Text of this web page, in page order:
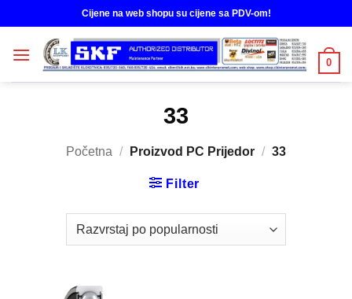
to
content
Cijene na web shopu su cijene sa PDV-om!
0
33
Početna / Proizvod PC Prijedor / 33
Filter